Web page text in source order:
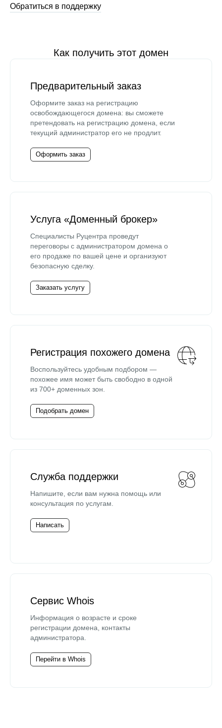
Обратиться в поддержку
Как получить этот домен
Предварительный заказ
Оформите заказ на регистрацию
освобождающегося домена: вы сможете
претендовать на регистрацию домена, если
текущий администратор его не продлит.
Оформить заказ
Услуга «Доменный брокер»
Специалисты Руцентра проведут
переговоры с администратором домена о
его продаже по вашей цене и организуют
безопасную сделку.
Заказать услугу
Регистрация похожего домена
Воспользуйтесь удобным подбором —
похожее имя может быть свободно в одной
из 700+ доменных зон.
Подобрать домен
Служба поддержки
Напишите, если вам нужна помощь или
консультация по услугам.
Написать
Сервис Whois
Информация о возрасте и сроке
регистрации домена, контакты
администратора.
Перейти в Whois